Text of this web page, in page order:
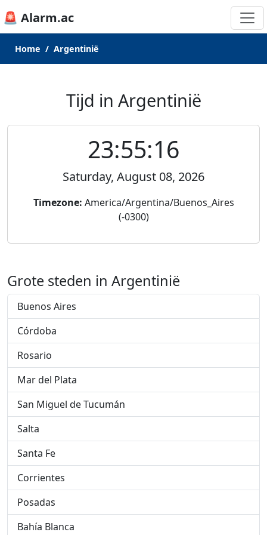
🚨 Alarm.ac
Home Argentinië
Tijd in Argentinië
23:55:16
Saturday, August 08, 2026
Timezone: America/Argentina/Buenos_Aires
(-0300)
Grote steden in Argentinië
Buenos Aires
Córdoba
Rosario
Mar del Plata
San Miguel de Tucumán
Salta
Santa Fe
Corrientes
Posadas
Bahía Blanca